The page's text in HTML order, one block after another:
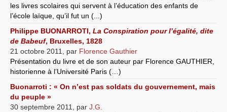
les livres scolaires qui servent à l’éducation des enfants de
l’école laïque, qu’il fut un (...)
Philippe BUONARROTI, La Conspiration pour l’égalité, dite
de Babeuf, Bruxelles, 1828
21 octobre 2011
par Florence Gauthier
Présentation du livre et de son auteur par Florence GAUTHIER,
historienne à l’Université Paris (…)
Buonarroti : « On n’est pas soldats du gouvernement, mais
du peuple »
30 septembre 2011
par J.G.